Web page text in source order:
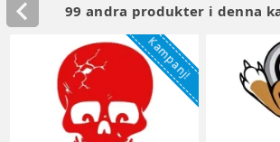
99 andra produkter i denna
Kampanj!